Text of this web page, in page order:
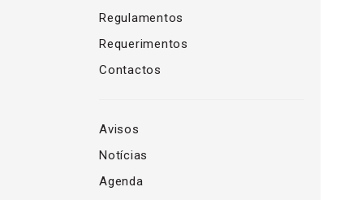
Regulamentos
Requerimentos
Contactos
Avisos
Notícias
Agenda